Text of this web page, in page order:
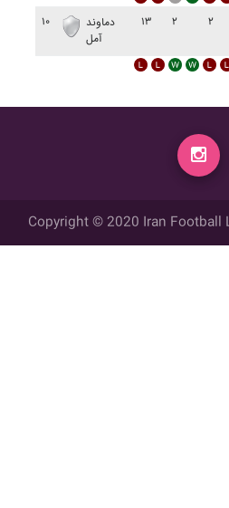
۱۰
دماوند
آمل
۱۳ ۲ ۲
Copyright © 2020 Iran Football